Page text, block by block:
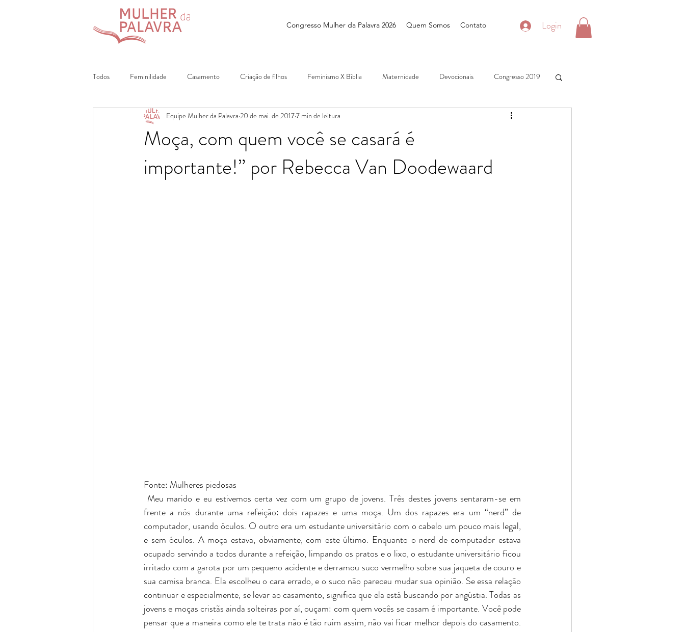
Congresso Mulher da Palavra 2026 Quem Somos Contato Login
Todos Feminilidade Casamento Criação de filhos Feminismo X Bíblia Maternidade Devocionais Congresso 2019
Declaração de Fé Vida Cristã
Moça, com quem você se casará é
importante!” por Rebecca Van Doodewaard
Equipe Mulher da Palavra 20 de mai. de 20177 min de leitura
Fonte: Mulheres piedosas
Meu marido e eu estivemos certa vez com um grupo de jovens. Três destes jovens sentaram-se em
frente a nós durante uma refeição: dois rapazes e uma moça. Um dos rapazes era um “nerd” de
computador, usando óculos. O outro era um estudante universitário com o cabelo um pouco mais legal,
e sem óculos. A moça estava, obviamente, com este último. Enquanto o nerd de computador estava
ocupado servindo a todos durante a refeição, limpando os pratos e o lixo, o estudante universitário ficou
irritado com a garota por um pequeno acidente e derramou suco vermelho sobre sua jaqueta de couro e
sua camisa branca. Ela escolheu o cara errado, e o suco não pareceu mudar sua opinião. Se essa relação
continuar e especialmente, se levar ao casamento, significa que ela está buscando por angústia. Todas as
jovens e moças cristãs ainda solteiras por aí, ouçam: com quem vocês se casam é importante. Você pode
pensar que a maneira como ele te trata não é tão ruim assim, não vai ficar melhor depois do casamento.